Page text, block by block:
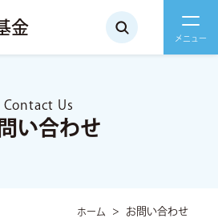
金
Contact Us
い合わせ
ホーム お問い合わせ